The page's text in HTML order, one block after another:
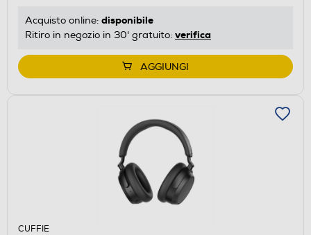
Acquisto online: disponibile
Ritiro in negozio in 30' gratuito: verifica
AGGIUNGI
CUFFIE